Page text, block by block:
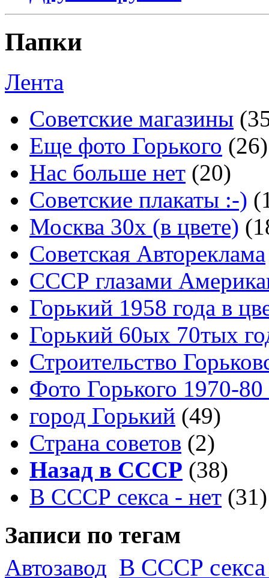
Папки
Лента
Советские магазины
Еще фото Горького (26)
Нас больше нет (20)
Советские плакаты :-)
Москва 30x (в цвете)
Советская Автореклама
СССР глазами
Горький 1958 года в
Горький 60ых 70тых
Строительство
Фото Горького 1970-80
город Горький (49)
Страна советов (2)
Назад в СССР (38)
В СССР секса - нет (31)
Записи по тегам
Автозавод В СССР секса